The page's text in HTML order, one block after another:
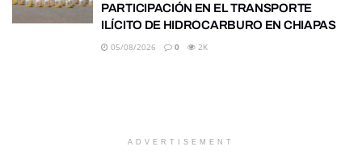
PARTICIPACIÓN EN EL TRANSPORTE
ILÍCITO DE HIDROCARBURO EN CHIAPAS
05/08/2026 0 2K
ADVERTISEMENT